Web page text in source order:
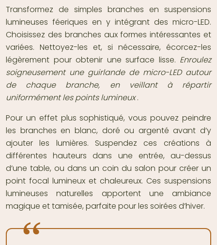
Transformez de simples branches en suspensions
lumineuses féeriques en y intégrant des micro-LED.
Choisissez des branches aux formes intéressantes et
variées. Nettoyez-les et, si nécessaire, écorcez-les
légèrement pour obtenir une surface lisse. Enroulez
soigneusement une guirlande de micro-LED autour
de chaque branche, en veillant à répartir
uniformément les points lumineux.
Pour un effet plus sophistiqué, vous pouvez peindre
les branches en blanc, doré ou argenté avant d’y
ajouter les lumières. Suspendez ces créations à
différentes hauteurs dans une entrée, au-dessus
d’une table, ou dans un coin du salon pour créer un
point focal lumineux et chaleureux. Ces suspensions
lumineuses naturelles apportent une ambiance
magique et tamisée, parfaite pour les soirées d’hiver.